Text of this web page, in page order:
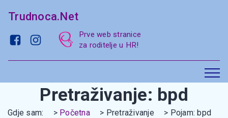
Trudnoca.Net
Prve web stranice
za roditelje u HR!
Pretraživanje: bpd
Gdje sam: Početna Pretraživanje Pojam: bpd